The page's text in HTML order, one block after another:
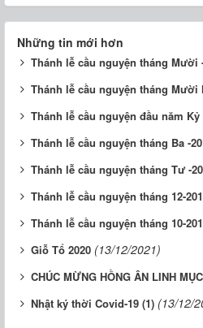
Những tin mới hơn
Thánh lễ cầu nguyện tháng Mười
Thánh lễ cầu nguyện tháng Mười
Thánh lễ cầu nguyện đầu năm Kỷ
Thánh lễ cầu nguyện tháng Ba -
Thánh lễ cầu nguyện tháng Tư -
Thánh lễ cầu nguyện tháng 12-
Thánh lễ cầu nguyện tháng 10-
Giỗ Tổ 2020 (13/12/2021)
CHÚC MỪNG HỒNG ÂN LINH MỤC
Nhật ký thời Covid-19 (1) (13/12/